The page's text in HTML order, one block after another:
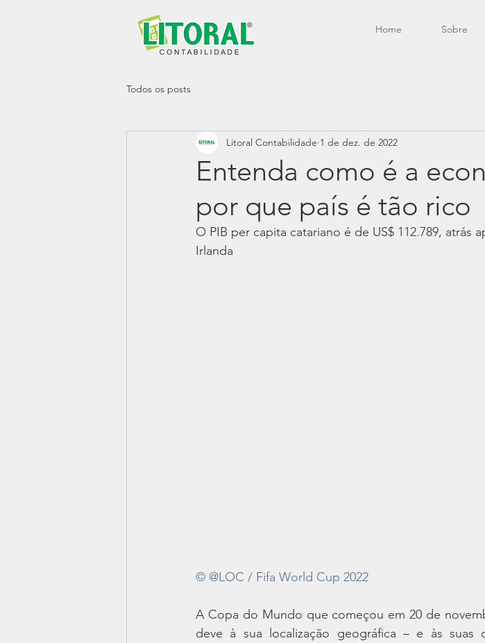
Home Sobre
Todos os posts
Entenda como é a
por que país é tão rico
Litoral Contabilidade 1 de dez. de 2022
O PIB per capita catariano é de US$ 112.789, atrás
Irlanda
© @LOC / Fifa World Cup 2022
A Copa do Mundo que começou em 20 de
deve à sua localização geográfica – e às suas